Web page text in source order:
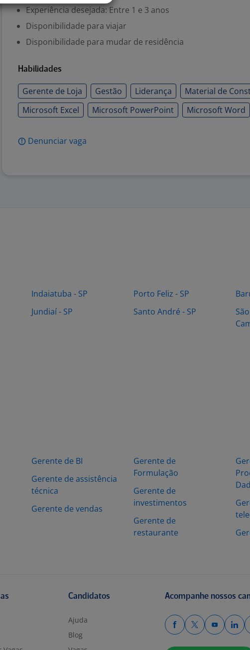
Experiência desejada: Entre 1 e 3 anos
Disponibilidade para viajar
Disponibilidade para mudar de residência
Habilidades
Gerente de Loja Gestão Liderança
Material de
Microsoft Excel
Microsoft PowerPoint Microsoft Word
Denunciar vaga
Indaiatuba - SP
Jundiaí - SP
Porto Feliz - SP
Santo André - SP
Gerente de BI
Gerente de assistência
técnica
Gerente de vendas
Gerente de
Formulação
Gerente de
investimentos
Gerente de
restaurante
Candidatos
Ajuda
Blog
Acompanhe nossos